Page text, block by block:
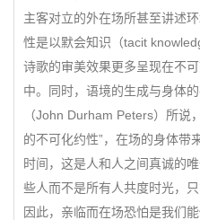
主客对立的外在场所甚至讲述
性是以默会知识（tacit
诗歌的审美效果更多呈现在不
中。同时，语境的生成与身体
（John Durham Peters）所说
的不可化约性”，在场的身体带
时间，这是人和人之间真诚的
些人而不是所有人共度时光，
因此，亲临而在场恐怕是我们